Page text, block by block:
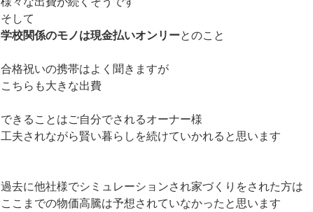
そして
学校関係のモノは現金払いオンリーとのこと
合格祝いの携帯はよく聞きますが
こちらも大きな出費
できることはご自分でされるオーナー様
工夫されながら賢い暮らしを続けていかれると思います
過去に他社様でシミュレーションされ家づくりをされた方は
ここまでの物価高騰は予想されていなかったと思います